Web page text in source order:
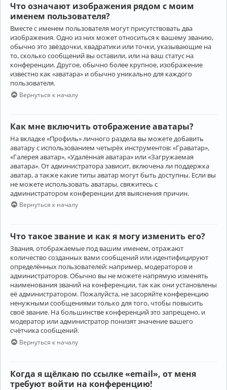
Что означают изображения рядом с моим
именем пользователя?
Вместе с именем пользователя могут присутствовать два
изображения. Одно из них может относиться к вашему званию,
обычно это звёздочки, квадратики или точки, указывающие на
то, сколько сообщений вы оставили, или на ваш статус на
конференции. Другое, обычно более крупное, изображение
известно как «аватара» и обычно уникально для каждого
пользователя.
Вернуться к началу
Как мне включить отображение аватары?
На вкладке «Профиль» личного раздела вы можете добавить
аватару с использованием четырёх инструментов: «Граватар»,
«Галерея аватар», «Удалённая аватара» или «Загружаемая
аватара». От администратора зависит, включена ли поддержка
аватар, а также какие типы аватар могут быть доступны. Если вы
не можете использовать аватары, свяжитесь с
администратором конференции для выяснения причин.
Вернуться к началу
Что такое звание и как я могу изменить его?
Звания, отображаемые под вашим именем, отражают
количество созданных вами сообщений или идентифицируют
определённых пользователей: например, модераторов и
администраторов. Обычно вы не можете напрямую изменять
наименования званий на конференции, так как они установлены
её администратором. Пожалуйста, не засоряйте конференцию
ненужными сообщениями только для того, чтобы повысить
своё звание. На большинстве конференций это запрещено, и
модератор или администратор понизят значение вашего
счётчика сообщений.
Вернуться к началу
Когда я щёлкаю по ссылке «email», от меня
требуют войти на конференцию!